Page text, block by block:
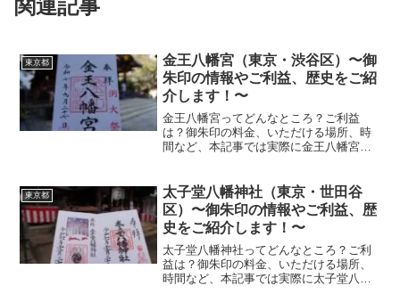
関連記事
東京都
金王八幡宮（東京・渋谷区）〜御
朱印の情報やご利益、歴史をご紹
介します！〜
金王八幡宮ってどんなところ？ご利益
は？御朱印の料金、いただける場所、時
間など、本記事では実際に金王八幡宮に
は？金王八幡宮は、寛治6年（1092年）に
創建され、渋谷氏の...
東京都
太子堂八幡神社（東京・世田谷
区）〜御朱印の情報やご利益、歴
史をご紹介します！〜
太子堂八幡神社ってどんなところ？ご利
益は？御朱印の料金、いただける場所、
時間など、本記事では実際に太子堂八幡